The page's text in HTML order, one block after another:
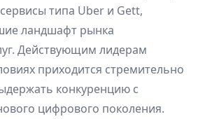
типа Uber и Gett,
ландшафт рынка
Действующим лидерам
приходится стремительно
конкуренцию с
цифрового поколения.